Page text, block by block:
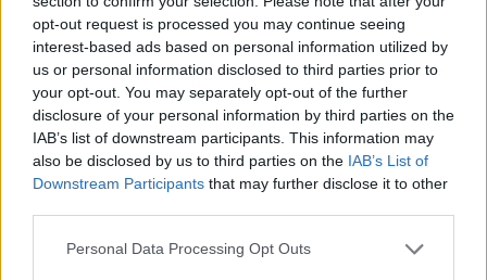
opt-out request is processed you may continue seeing
interest-based ads based on personal information utilized by
us or personal information disclosed to third parties prior to
your opt-out. You may separately opt-out of the further
disclosure of your personal information by third parties on the
IAB’s list of downstream participants. This information may
also be disclosed by us to third parties on the IAB’s List of
Downstream Participants that may further disclose it to other
Personal Data Processing Opt Outs
Samen met mijn psch besloten om weer terug te gaan
naar Prozac, dat ik 10 jaar geleden slikte en dat een
langere halfwaardetijd heeft. Nu afbouwen van
Paroxetine van 30 mg, via 20 mg naar nu 3 weken 10 mg.
Veel gesis in mijn hoofd. Ooit 2 keer afgebouwd naar 0 en
dat was werkelijk de hel. Erg agressief, driftbuien en
huilbuien en ook continu en gekmakend gesis in mijn
hoof[lees meer...]